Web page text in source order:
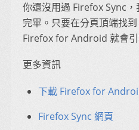
你還沒用過 Firefox Sync
完畢。只要在分頁頂端找
Firefox for Android 就會引
更多資訊
下載 Firefox for
Firefox Sync 網頁